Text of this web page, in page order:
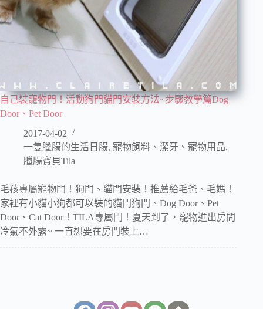
自己裝寵物門！活動狗門貓門安裝方法~步驟教學篇Dog
Door、Pet Door
2017-04-02
一隻臘腸的生活日腸, 寵物飼料、潔牙、寵物用品,
臘腸寶貝Tila
毛孩專屬寵物門！狗門、貓門安裝！推薦給毛爸、毛媽！
家裡有小貓小狗都可以裝的貓門狗門、Dog Door、Pet
Door、Cat Door！TILA專屬門！夏天到了，寵物進出房間
冷氣不外露~ 一直想要在房門裝上…